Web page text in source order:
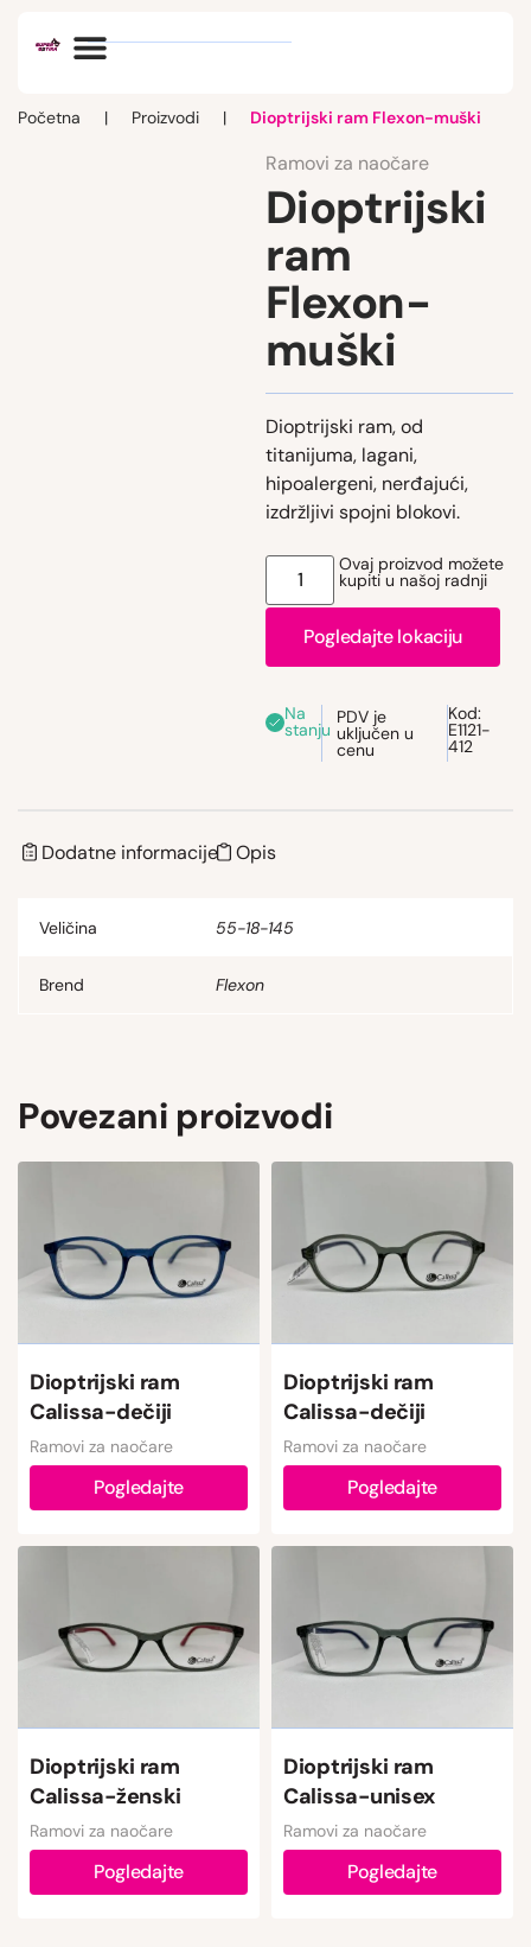
Početna | Proizvodi | Dioptrijski ram Flexon-muški
Ramovi za naočare
Dioptrijski
ram
Flexon-
muški
Dioptrijski ram, od
titanijuma, lagani,
hipoalergeni, nerđajući,
izdržljivi spojni blokovi.
Ovaj proizvod možete
kupiti u našoj radnji
Pogledajte lokaciju
Na
stanju
PDV je
uključen u
cenu
Kod:
E1121-
412
Dodatne informacije Opis
Veličina 55-18-145
Brend Flexon
Povezani proizvodi
Dioptrijski ram
Calissa-dečiji
Ramovi za naočare
Pogledajte
Dioptrijski ram
Calissa-dečiji
Ramovi za naočare
Pogledajte
Dioptrijski ram
Calissa-ženski
Ramovi za naočare
Pogledajte
Dioptrijski ram
Calissa-unisex
Ramovi za naočare
Pogledajte